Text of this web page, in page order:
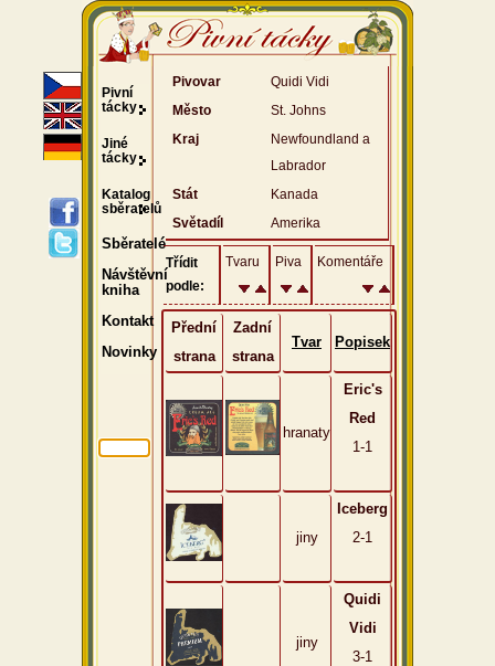
Pivovar
Quidi Vidi
Město
St. Johns
Kraj
Newfoundland a
Labrador
Stát
Kanada
Světadíl
Amerika
Třídit
podle:
Tvaru Piva Komentáře
Přední
strana
Zadní
strana
Tvar Popisek
hranaty
Eric's
Red
1-1
jiny
Iceberg
2-1
jiny
Quidi
Vidi
3-1
Pivní
tácky
Jiné
tácky
Katalog
sběratelů
Sběratelé
Návštěvní
kniha
Kontakt
Novinky